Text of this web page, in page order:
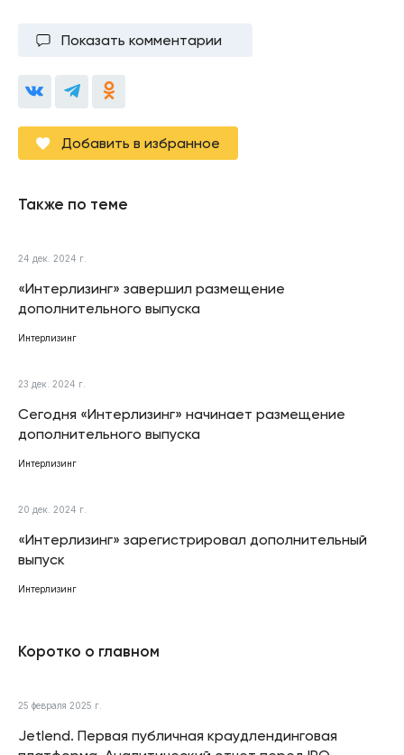
Показать комментарии
Добавить в избранное
Также по теме
24 дек. 2024 г.
«Интерлизинг» завершил размещение
дополнительного выпуска
Интерлизинг
23 дек. 2024 г.
Сегодня «Интерлизинг» начинает размещение
дополнительного выпуска
Интерлизинг
20 дек. 2024 г.
«Интерлизинг» зарегистрировал дополнительный
выпуск
Интерлизинг
Коротко о главном
25 февраля 2025 г.
Jetlend. Первая публичная краудлендинговая